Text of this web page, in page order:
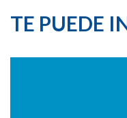
TE PUEDE